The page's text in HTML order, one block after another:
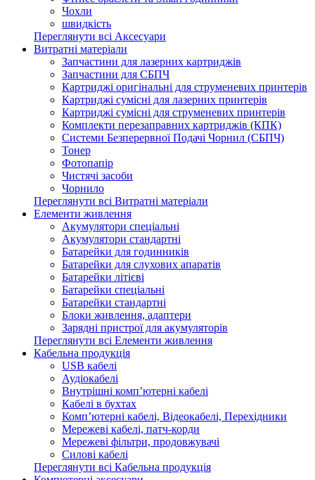
Чохли
швидкість
Переглянути всі Аксесуари
Витратні матеріали
Запчастини для лазерних картриджів
Запчастини для СБПЧ
Картриджі оригінальні для струменевих принтерів
Картриджі сумісні для лазерних принтерів
Картриджі сумісні для струменевих принтерів
Комплекти перезаправних картриджів (КПК)
Системи Безперервної Подачі Чорнил (СБПЧ)
Тонер
Фотопапір
Чистячі засоби
Чорнило
Переглянути всі Витратні матеріали
Елементи живлення
Акумулятори спеціальні
Акумулятори стандартні
Батарейки для годинників
Батарейки для слухових апаратів
Батарейки літієві
Батарейки спеціальні
Батарейки стандартні
Блоки живлення, адаптери
Зарядні пристрої для акумуляторів
Переглянути всі Елементи живлення
Кабельна продукція
USB кабелі
Аудіокабелі
Внутрішні комп’ютерні кабелі
Кабелі в бухтах
Комп’ютерні кабелі, Відеокабелі, Перехідники
Мережеві кабелі, патч-корди
Мережеві фільтри, продовжувачі
Силові кабелі
Переглянути всі Кабельна продукція